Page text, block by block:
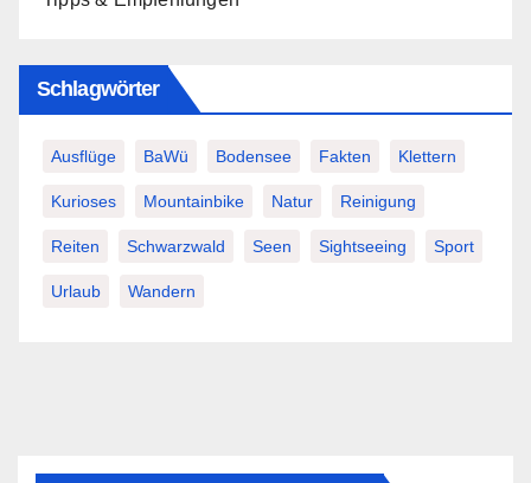
Schlagwörter
Ausflüge BaWü Bodensee Fakten Klettern
Kurioses Mountainbike Natur Reinigung
Reiten Schwarzwald Seen Sightseeing Sport
Urlaub Wandern